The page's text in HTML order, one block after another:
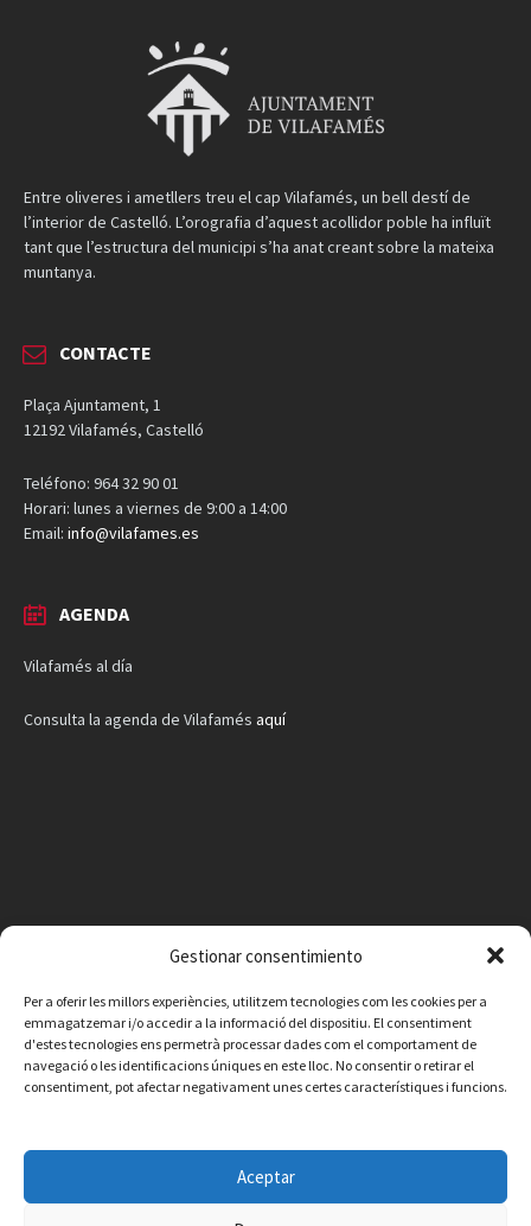
Gestionar consentimiento
Per a oferir les millors experiències, utilitzem tecnologies com les cookies per a
emmagatzemar i/o accedir a la informació del dispositiu. El consentiment
d'estes tecnologies ens permetrà processar dades com el comportament de
navegació o les identificacions úniques en este lloc. No consentir o retirar el
consentiment, pot afectar negativament unes certes característiques i funcions.
Aceptar
Entre oliveres i ametllers treu el cap Vilafamés, un bell destí de
l’interior de Castelló. L’orografia d’aquest acollidor poble ha influït
tant que l’estructura del municipi s’ha anat creant sobre la mateixa
muntanya.
CONTACTE
Plaça Ajuntament, 1
12192 Vilafamés, Castelló
Teléfono: 964 32 90 01
Horari: lunes a viernes de 9:00 a 14:00
Email: info@vilafames.es
AGENDA
Vilafamés al día
Consulta la agenda de Vilafamés aquí
Política de privacitat